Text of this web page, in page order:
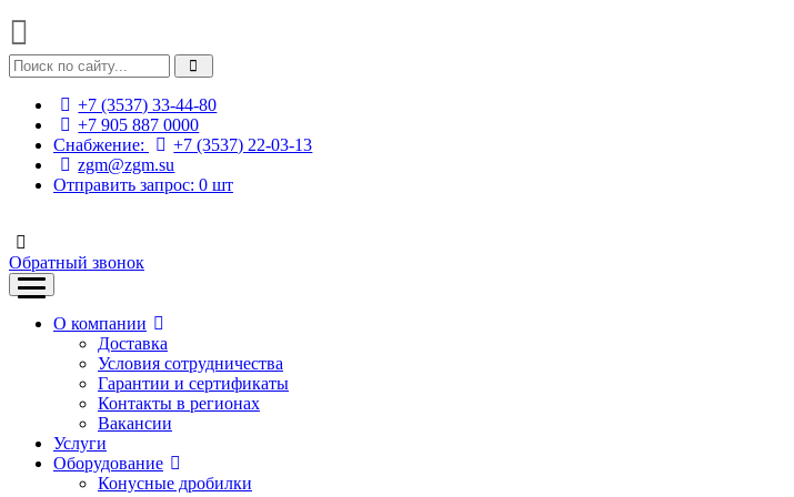
+7 (3537) 33-44-80
+7 905 887 0000
Снабжение:
+7 (3537) 22-03-13
zgm@zgm.su
Отправить запрос: 0 шт
Обратный звонок
О компании
Доставка
Условия сотрудничества
Гарантии и сертификаты
Контакты в регионах
Вакансии
Услуги
Оборудование
Конусные дробилки